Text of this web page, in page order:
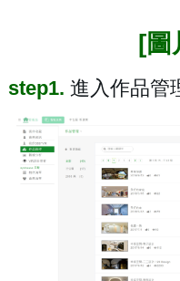
[圖
step1. 進入作品管